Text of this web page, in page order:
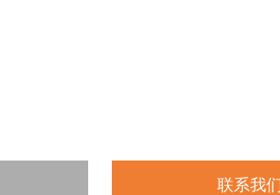
联系我们